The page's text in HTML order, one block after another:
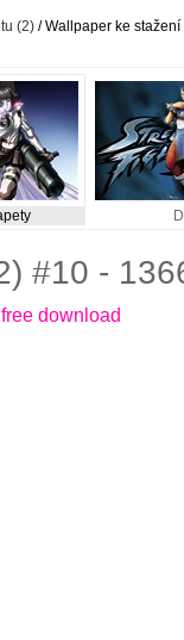
(2) / Wallpaper ke stažení
#10 -
download